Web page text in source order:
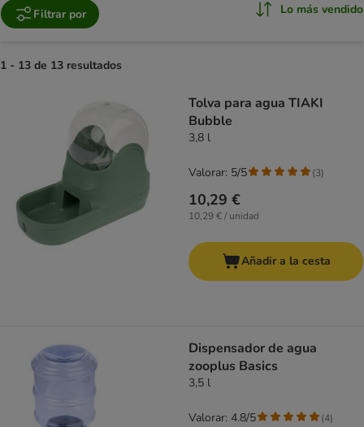
Filtrar por Lo más vendido
1 - 13 de 13 resultados
Tolva para agua TIAKI
Bubble
3,8 l
10,29 €
10,29 € / unidad
Valorar: 5/5 (3)
Añadir a la cesta
Dispensador de agua
zooplus Basics
3,5 l
Valorar: 4.8/5 (4)